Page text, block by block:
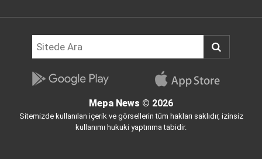
Mepa News © 2026
Sitemizde kullanılan içerik ve görsellerin tüm hakları saklıdır, izinsiz
kullanımı hukuki yaptırıma tabidir.